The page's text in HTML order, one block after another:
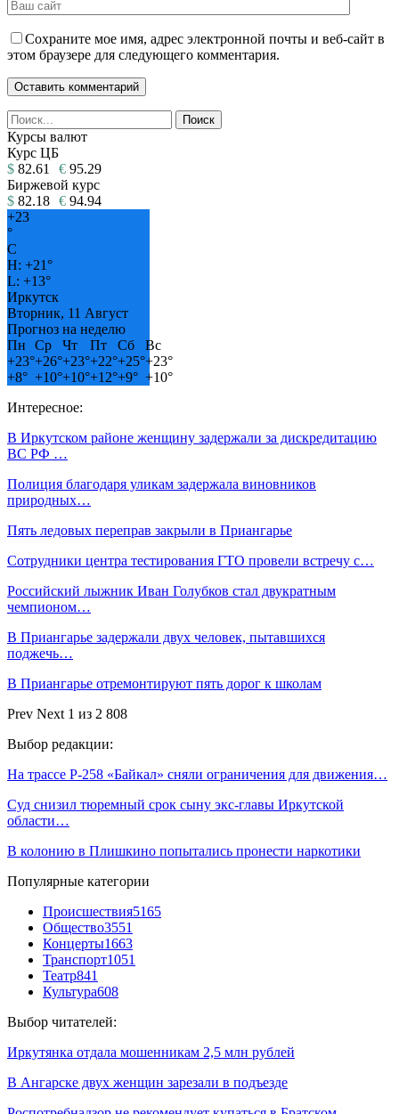
Сохраните мое имя, адрес электронной почты и веб-сайт в
этом браузере для следующего комментария.
Курсы валют
Курс ЦБ
$ 82.61 € 95.29
Биржевой курс
$ 82.18 € 94.94
+23
°
C
H: +21°
L: +13°
Иркутск
Вторник, 11 Август
Прогноз на неделю
Пн
Ср Чт Пт Сб
Вс
+23°+26°+23°+22°+25°+23°
+8° +10°+10°+12°+9° +10°
Интересное:
В Иркутском районе женщину задержали за дискредитацию
ВС РФ …
Полиция благодаря уликам задержала виновников
природных…
Пять ледовых переправ закрыли в Приангарье
Сотрудники центра тестирования ГТО провели встречу с…
Российский лыжник Иван Голубков стал двукратным
чемпионом…
В Приангарье задержали двух человек, пытавшихся
поджечь…
В Приангарье отремонтируют пять дорог к школам
Prev Next 1 из 2 808
Выбор редакции:
На трассе Р-258 «Байкал» сняли ограничения для движения…
Суд снизил тюремный срок сыну экс-главы Иркутской
области…
В колонию в Плишкино попытались пронести наркотики
Популярные категории
Происшествия5165
Общество3551
Концерты1663
Транспорт1051
Театр841
Культура608
Выбор читателей:
Иркутянка отдала мошенникам 2,5 млн рублей
В Ангарске двух женщин зарезали в подъезде